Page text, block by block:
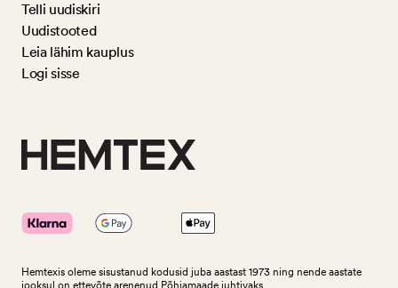
Telli uudiskiri
Uudistooted
Leia lähim kauplus
Logi sisse
Hemtexis oleme sisustanud kodusid juba aastast 1973 ning nende aastate
jooksul on ettevõte arenenud Põhjamaade juhtivaks